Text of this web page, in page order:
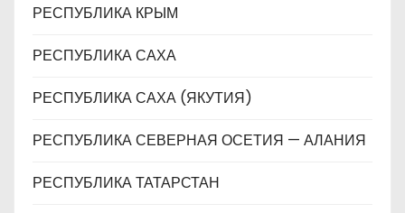
РЕСПУБЛИКА КРЫМ
РЕСПУБЛИКА САХА
РЕСПУБЛИКА САХА (ЯКУТИЯ)
РЕСПУБЛИКА СЕВЕРНАЯ ОСЕТИЯ — АЛАНИЯ
РЕСПУБЛИКА ТАТАРСТАН